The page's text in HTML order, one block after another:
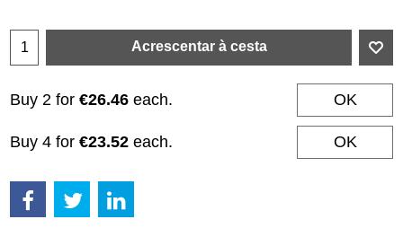
Acrescentar à cesta
Buy 2 for €26.46 each. OK
Buy 4 for €23.52 each. OK